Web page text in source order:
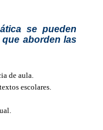
se pueden
aborden las
de aula.
escolares.